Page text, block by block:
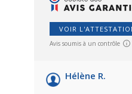
VOIR
Avis soumis à un contrôle
Hélène R.